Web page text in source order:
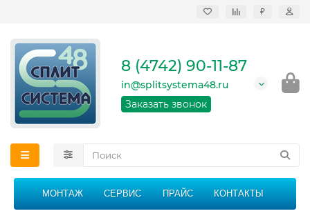
₽
кондиционеров в
области
График работы: 9:00 -
21:00 без перерыва и
8 (4742) 90-11-87
in@splitsystema48.ru
Заказать звонок
МОНТАЖ СЕРВИС ПРАЙС КОНТАКТЫ